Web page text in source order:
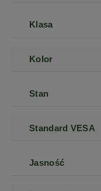
Klasa
Kolor
Stan
Standard VESA
Jasność